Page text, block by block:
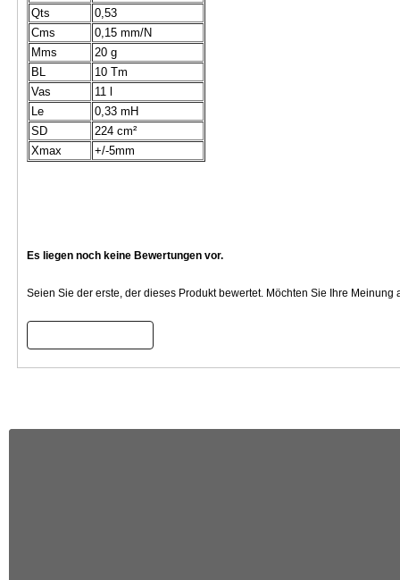
Qts
0,53
Cms
0,15 mm/N
Mms
20 g
BL
10 Tm
Vas
11 l
Le
0,33 mH
SD
224 cm²
Xmax
+/-5mm
Es liegen noch keine Bewertungen vor.
Seien Sie der erste, der dieses Produkt bewertet. Möchten Sie Ihre Meinung